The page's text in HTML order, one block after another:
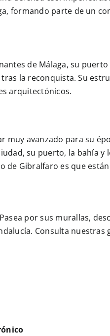
formando parte de un
de Málaga, su
la reconquista. Su
arquitectónicos.
muy avanzado para su
su puerto, la bahía y
de Gibralfaro es que
por sus murallas,
Consulta nuestras